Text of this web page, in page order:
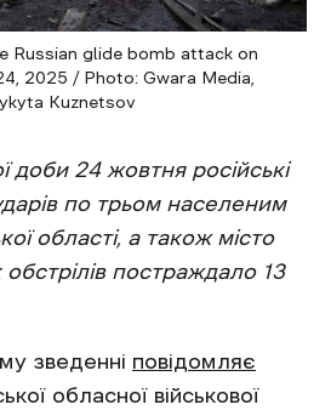
Russian glide bomb attack on
2025 / Photo: Gwara Media,
Kuznetsov
доби 24 жовтня російські
по трьом населеним
області, а також місто
обстрілів постраждало 13
зведенні повідомляє
обласної військової